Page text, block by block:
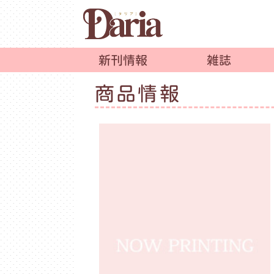
新刊情報 雑誌
商品情報